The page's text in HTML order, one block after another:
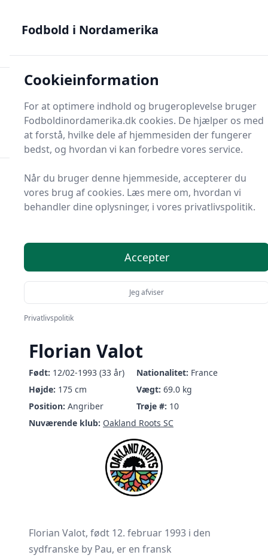
til nordamerikansk fodbold
Fodbold i
Menu
Søg
Florian Valot
Født: 12/02-1993 (33 år) Nationalitet: France
Højde: 175 cm Vægt: 69.0 kg
Position: Angriber Trøje #: 10
Nuværende klub: Oakland Roots SC
Florian Valot, født 12. februar 1993 i den
sydfranske by Pau, er en fransk
Fodbold i Nordamerika
Cookieinformation
For at optimere indhold og brugeroplevelse bruger
Fodboldinordamerika.dk cookies. De hjælper os med
at forstå, hvilke dele af hjemmesiden der fungerer
bedst, og hvordan vi kan forbedre vores service.
Når du bruger denne hjemmeside, accepterer du
vores brug af cookies. Læs mere om, hvordan vi
behandler dine oplysninger, i vores privatlivspolitik.
Accepter
Jeg afviser
Privatlivspolitik